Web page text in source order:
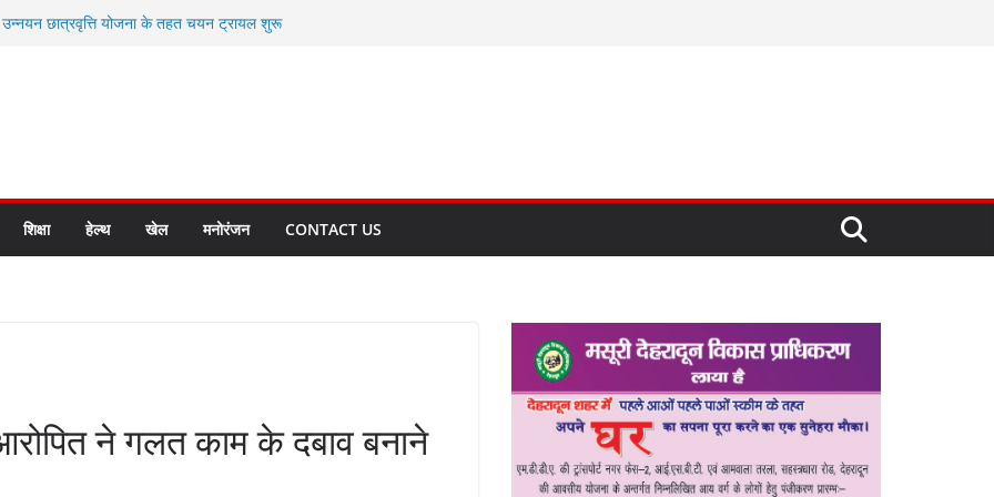
उन्नयन छात्रवृत्ति योजना के तहत चयन ट्रायल शुरू
के लिए अल्मोड़ा की गर्विता भाकुनी का
मित्र कैडेट्स का हुआ है चयन
सबसे बड़ी ताकत : मुख्यमंत्री पुष्कर सिंह धामी
बनाने के संकल्प को करना होगा साकार- मुख्यमंत्री
शिक्षा हेल्थ खेल मनोरंजन CONTACT US
आरोपित ने गलत काम के दबाव बनाने